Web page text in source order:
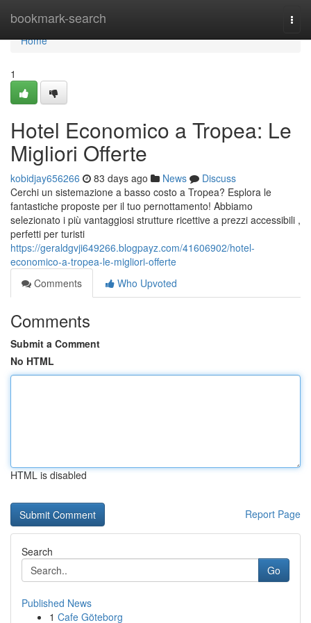
bookmark-search
Home
Home
1
Hotel Economico a Tropea: Le
Migliori Offerte
kobidjay656266 83 days ago News
Discuss
Cerchi un sistemazione a basso costo a Tropea? Esplora le
fantastiche proposte per il tuo pernottamento! Abbiamo
selezionato i più vantaggiosi strutture ricettive a prezzi accessibili ,
perfetti per turisti
https://geraldgvji649266.blogpayz.com/41606902/hotel-
economico-a-tropea-le-migliori-offerte
Comments
Who Upvoted
Comments
Submit a Comment
No HTML
HTML is disabled
Report Page
Search
Go
Published News
1 Cafe Göteborg